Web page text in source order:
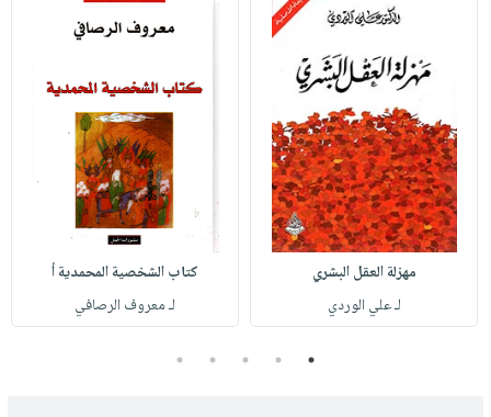
مهزلة العقل البشري
لـ علي الوردي
كتاب الشخصية المحمدية أ
لـ معروف الرصافي
1
2
3
4
5